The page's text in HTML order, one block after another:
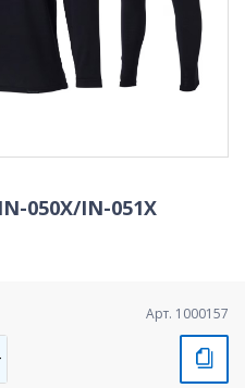
050X/IN-051X
Арт. 1000157